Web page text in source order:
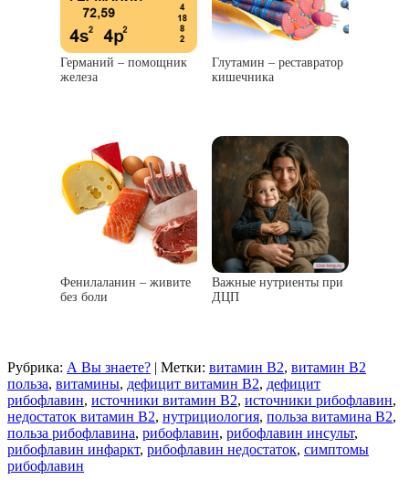
Германий – помощник
железа
Глутамин – реставратор
кишечника
Фенилаланин – живите
без боли
Важные нутриенты при
ДЦП
Рубрика: А Вы знаете? | Метки: витамин B2, витамин B2
польза, витамины, дефицит витамин B2, дефицит
рибофлавин, источники витамин B2, источники рибофлавин,
недостаток витамин B2, нутрициология, польза витамина B2,
польза рибофлавина, рибофлавин, рибофлавин инсульт,
рибофлавин инфаркт, рибофлавин недостаток, симптомы
рибофлавин